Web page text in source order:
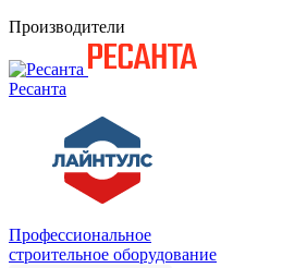
Производители
Ресанта
Профессиональное
строительное оборудование